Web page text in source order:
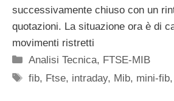
successivamente chiuso con un
quotazioni. La situazione ora è di
movimenti ristretti
Categorie
Analisi Tecnica, FTSE-MIB
Tag
fib, Ftse, intraday, Mib, mini-fib